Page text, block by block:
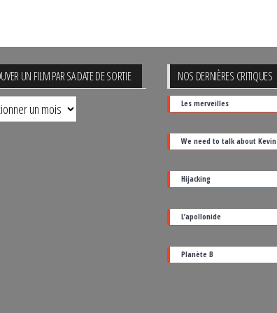
UN FILM PAR SA DATE DE SORTIE NOS DERNIÈRES CRITIQUES
Les merveilles
We need to talk about Kevin
Hijacking
L’apollonide
Planète B